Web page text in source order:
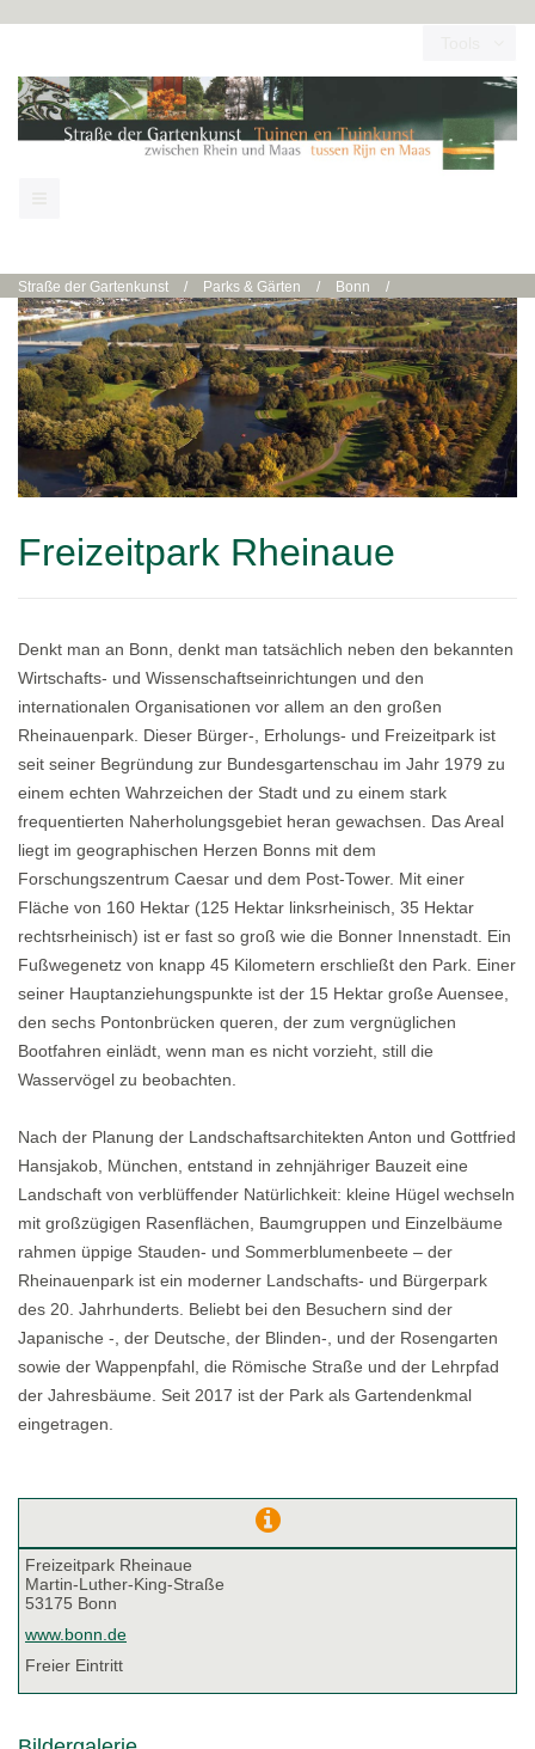
Straße der Gartenkunst / Parks & Gärten / Bonn
/
Bonn | Freizeitpark Rheinaue
Freizeitpark Rheinaue
Denkt man an Bonn, denkt man tatsächlich neben den bekannten
Wirtschafts- und Wissenschaftseinrichtungen und den
internationalen Organisationen vor allem an den großen
Rheinauenpark. Dieser Bürger-, Erholungs- und Freizeitpark ist
seit seiner Begründung zur Bundesgartenschau im Jahr 1979 zu
einem echten Wahrzeichen der Stadt und zu einem stark
frequentierten Naherholungsgebiet heran gewachsen. Das Areal
liegt im geographischen Herzen Bonns mit dem
Forschungszentrum Caesar und dem Post-Tower. Mit einer
Fläche von 160 Hektar (125 Hektar linksrheinisch, 35 Hektar
rechtsrheinisch) ist er fast so groß wie die Bonner Innenstadt. Ein
Fußwegenetz von knapp 45 Kilometern erschließt den Park. Einer
seiner Hauptanziehungspunkte ist der 15 Hektar große Auensee,
den sechs Pontonbrücken queren, der zum vergnüglichen
Bootfahren einlädt, wenn man es nicht vorzieht, still die
Wasservögel zu beobachten.
Nach der Planung der Landschaftsarchitekten Anton und Gottfried
Hansjakob, München, entstand in zehnjähriger Bauzeit eine
Landschaft von verblüffender Natürlichkeit: kleine Hügel wechseln
mit großzügigen Rasenflächen, Baumgruppen und Einzelbäume
rahmen üppige Stauden- und Sommerblumenbeete – der
Rheinauenpark ist ein moderner Landschafts- und Bürgerpark
des 20. Jahrhunderts. Beliebt bei den Besuchern sind der
Japanische -, der Deutsche, der Blinden-, und der Rosengarten
sowie der Wappenpfahl, die Römische Straße und der Lehrpfad
der Jahresbäume. Seit 2017 ist der Park als Gartendenkmal
eingetragen.
Freizeitpark Rheinaue
Martin-Luther-King-Straße
53175 Bonn
www.bonn.de
Freier Eintritt